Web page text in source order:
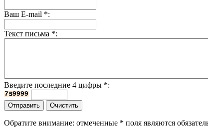
Ваш E-mail *:
Текст письма *:
Введите последние 4 цифры *:
Обратите внимание: отмеченные * поля являются